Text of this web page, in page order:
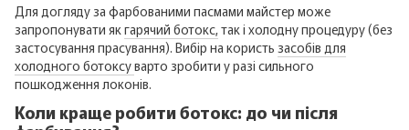
Для догляду за фарбованими пасмами майстер може
запропонувати як гарячий ботокс,так і холодну процедуру (без
застосування прасування). Вибір на користь засобів для
холодного ботоксуварто зробити у разі сильного
пошкодження локонів.
Коли краще робити ботокс: до чи після